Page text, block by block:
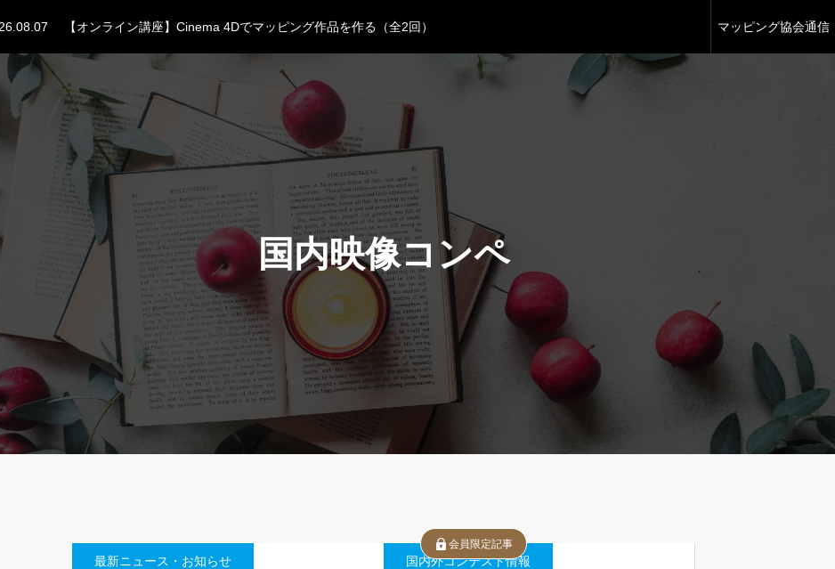
それ、AI Slopじゃないですか？——AI駆動開発で「何でも作れる」ようになった人へ
【ロン・ミュエク展】夏休み必見！！
マッピングお悩み相談室 #4｜最初のプロジェクターはどう選ぶ？
【オンライン講座】Cinema 4Dでマッピング作品を作る（全2回）
それ、AI Slopじゃないですか？——AI駆動開発で「何でも作れる」ようになった人へ
マッピング協会通信
国内映像コンペ
最新ニュース・お知らせ 国内外コンテスト情報
会員限定記事